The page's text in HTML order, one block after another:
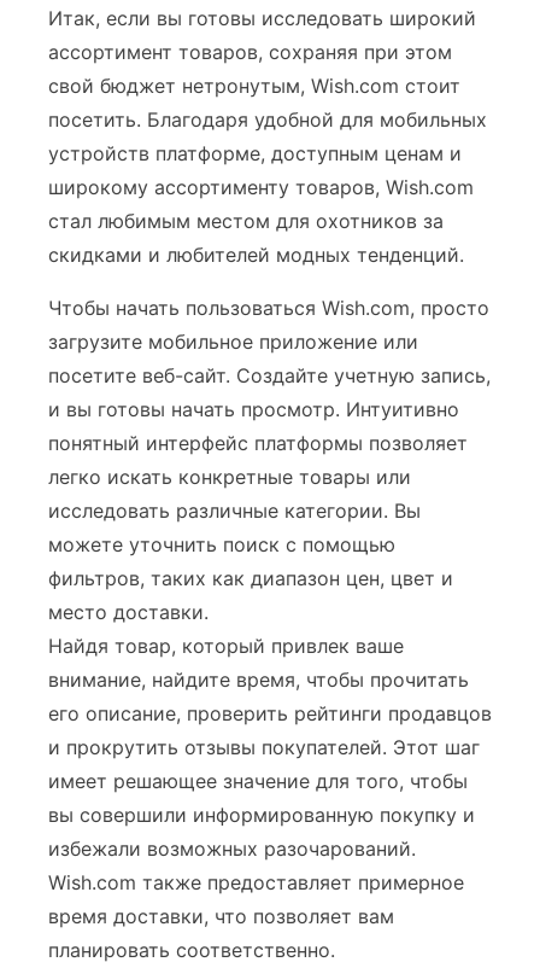
Итак, если вы готовы исследовать широкий
ассортимент товаров, сохраняя при этом
свой бюджет нетронутым, Wish.com стоит
посетить. Благодаря удобной для мобильных
устройств платформе, доступным ценам и
широкому ассортименту товаров, Wish.com
стал любимым местом для охотников за
скидками и любителей модных тенденций.
Чтобы начать пользоваться Wish.com, просто
загрузите мобильное приложение или
посетите веб-сайт. Создайте учетную запись,
и вы готовы начать просмотр. Интуитивно
понятный интерфейс платформы позволяет
легко искать конкретные товары или
исследовать различные категории. Вы
можете уточнить поиск с помощью
фильтров, таких как диапазон цен, цвет и
место доставки.
Найдя товар, который привлек ваше
внимание, найдите время, чтобы прочитать
его описание, проверить рейтинги продавцов
и прокрутить отзывы покупателей. Этот шаг
имеет решающее значение для того, чтобы
вы совершили информированную покупку и
избежали возможных разочарований.
Wish.com также предоставляет примерное
время доставки, что позволяет вам
планировать соответственно.